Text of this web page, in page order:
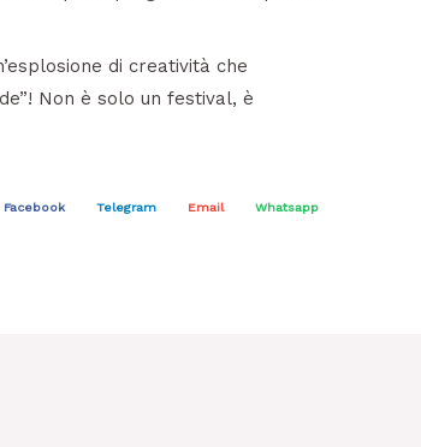
di creatività che
Non è solo un festival, è
Facebook Telegram Email Whatsapp